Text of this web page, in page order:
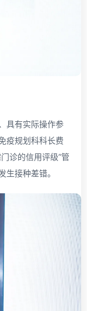
具有实际操作参
疫规划科科长费
诊的信用评级”管
生接种差错。